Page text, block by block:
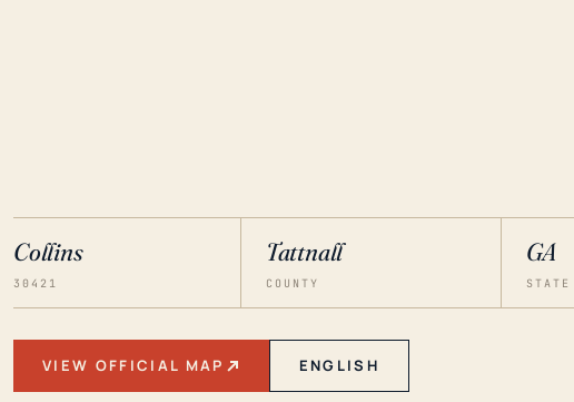
Collins
30421
Tattnall
COUNTY
GA
STATE
VIEW OFFICIAL MAP ENGLISH